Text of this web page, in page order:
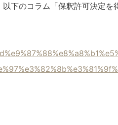
下のコラム「保釈許可決定を